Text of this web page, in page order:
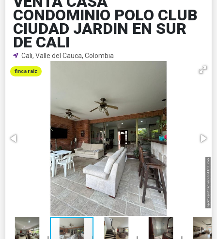
CONDOMINIO POLO CLUB
CIUDAD JARDIN EN SUR
DE CALI
Cali, Valle del Cauca, Colombia
finca raiz